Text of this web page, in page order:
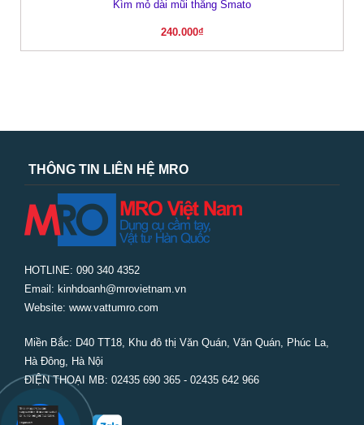
Kìm mỏ dài mũi thẳng Smato
240.000₫
THÔNG TIN LIÊN HỆ MRO
HOTLINE: 090 340 4352
Email: kinhdoanh@mrovietnam.vn
Website: www.vattumro.com
Miền Bắc: D40 TT18, Khu đô thị Văn Quán, Văn Quán, Phúc La,
Hà Đông, Hà Nội
ĐIỆN THOẠI MB: 02435 690 365 - 02435 642 966